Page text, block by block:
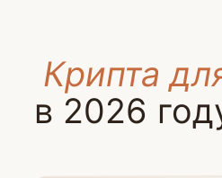
и отсутствия безопасной
стратегии